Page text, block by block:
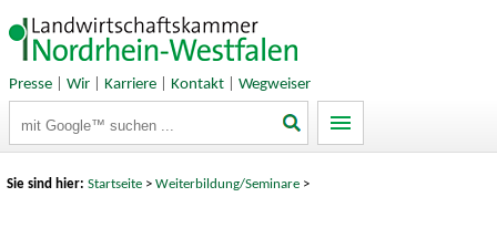
Presse| Wir| Karriere| Kontakt| Wegweiser
Sie sind hier:Startseite >Weiterbildung/Seminare >